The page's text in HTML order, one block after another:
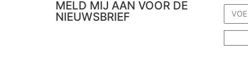
MELD MIJ AAN VOOR DE
NIEUWSBRIEF